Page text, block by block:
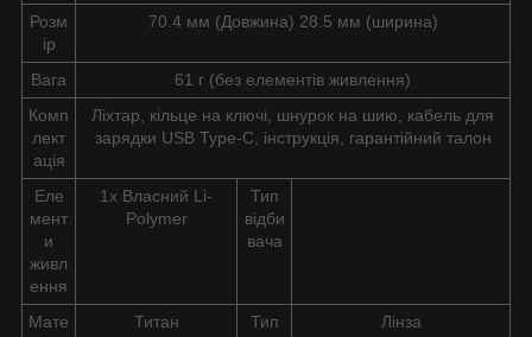
Розм
ір
70.4 мм (Довжина) 28.5 мм (ширина)
Вага
61 г (без елементів живлення)
Комп
лект
ація
Ліхтар, кільце на ключі, шнурок на шию, кабель для
зарядки USB Type-C, інструкція, гарантійний талон
Еле
мент
и
живл
ення
1x Власний Li-
Polymer
Тип
відби
вача
Мате
Титан
Тип
Лінза